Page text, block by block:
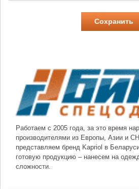
Работаем с 2005 года, за это время
производителями из Европы, Азии и
представляем бренд Kapriol в
готовую продукцию – нанесем на
сложности.